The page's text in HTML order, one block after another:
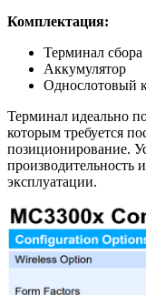
Комплектация:
Терминал
Аккумулятор
Однослотовый
Терминал идеально
которым требуется
позиционирование.
производительность
эксплуатации.